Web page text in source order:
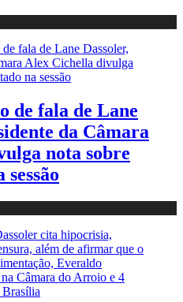
de fala de Lane
da Câmara
nota sobre